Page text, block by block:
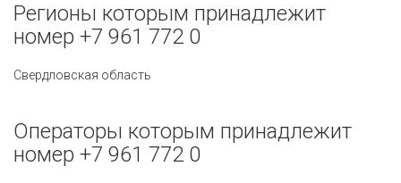
Регионы которым принадлежит
номер +7 961 772 0
Свердловская область
Операторы которым принадлежит
номер +7 961 772 0